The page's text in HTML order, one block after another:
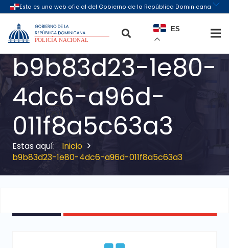
ES
b9b83d23-1e80-
4dc6-a96d-
011f8a5c63a3
Inicio
b9b83d23-1e80-4dc6-a96d-011f8a5c63a3